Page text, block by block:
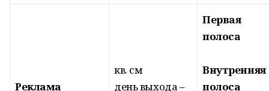
Реклама
кв. см
день выхода –
Первая
полоса
Внутренняя
полоса